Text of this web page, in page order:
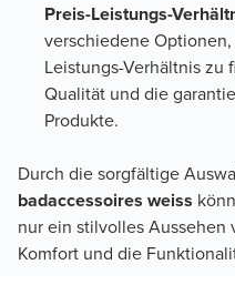
Preis-Leistungs-
verschiedene
Leistungs-Verhältnis zu
Qualität und die
Produkte.
Durch die sorgfältige
badaccessoires weiss
nur ein stilvolles Aussehen
Komfort und die